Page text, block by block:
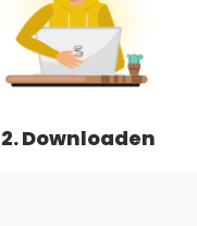
2. Downloaden